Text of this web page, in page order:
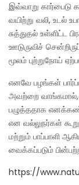
இவ்வாறு கார்பைடு
வயிற்று வலி, உடல்
சுத்துதல் உள்ளிட்ட
ஊடுருவிச்
மூலம் புற்றுநோய்
எனவே பழங்கள்
அவற்றை வாங்கமால்,
பழுத்ததாக
என வல்லுநர்கள்
மற்றும் பாப்பாளி
வைக்கப்படும்
https://